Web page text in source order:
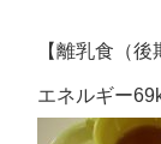
【離乳食（後
エネルギー